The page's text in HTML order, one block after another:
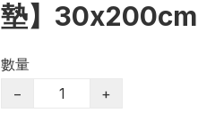
墊】30x200cm
數量
−
+